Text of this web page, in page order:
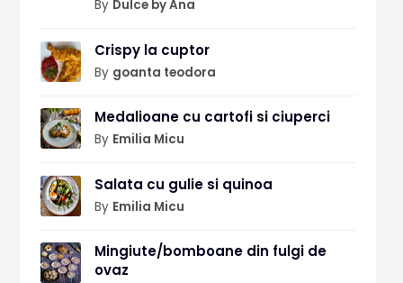
By Dulce by Ana
Crispy la cuptor
By goanta teodora
Medalioane cu cartofi si ciuperci
By Emilia Micu
Salata cu gulie si quinoa
By Emilia Micu
Mingiute/bomboane din fulgi de
ovaz